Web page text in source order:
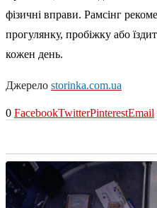
фізичні вправи. Рамсінг
прогулянку, пробіжку або
кожен день.
Джерело storinka.com.ua
0 FacebookTwitterPinterestEmail